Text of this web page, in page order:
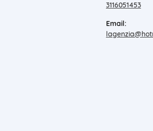
3116051453
Email: